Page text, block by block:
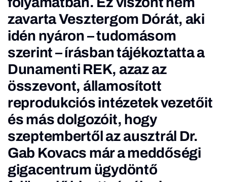
zavarta Vesztergom Dórát, aki
idén nyáron – tudomásom
szerint – írásban tájékoztatta a
Dunamenti REK, azaz az
összevont, államosított
reprodukciós intézetek vezetőit
és más dolgozóit, hogy
szeptembertől az ausztrál Dr.
Gab Kovacs már a meddőségi
gigacentrum ügydöntő